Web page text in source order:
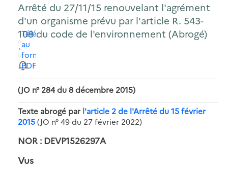
Arrêté du 27/11/15 renouvelant l'agrément
d'un organisme prévu par l'article R. 543-
108 du code de l'environnement (Abrogé)
Télécharger
au
format
PDF
(JO n° 284 du 8 décembre 2015)
Texte abrogé par l'article 2 de l'Arrêté du 15 février
2015(JO n° 49 du 27 février 2022)
NOR : DEVP1526297A
Vus